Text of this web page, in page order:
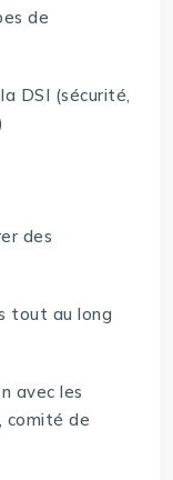
de
DSI (sécurité,
des
tout au long
avec les
comité de